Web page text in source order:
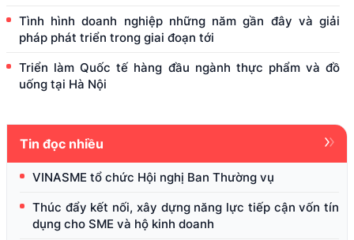
Tình hình doanh nghiệp những năm gần đây và giải
pháp phát triển trong giai đoạn tới
Triển làm Quốc tế hàng đầu ngành thực phẩm và đồ
uống tại Hà Nội
Tin đọc nhiều
VINASME tổ chức Hội nghị Ban Thường vụ
Thúc đẩy kết nối, xây dựng năng lực tiếp cận vốn tín
dụng cho SME và hộ kinh doanh